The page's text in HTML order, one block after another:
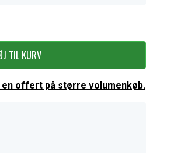
TIL KURV
offert på større volumenkøb.